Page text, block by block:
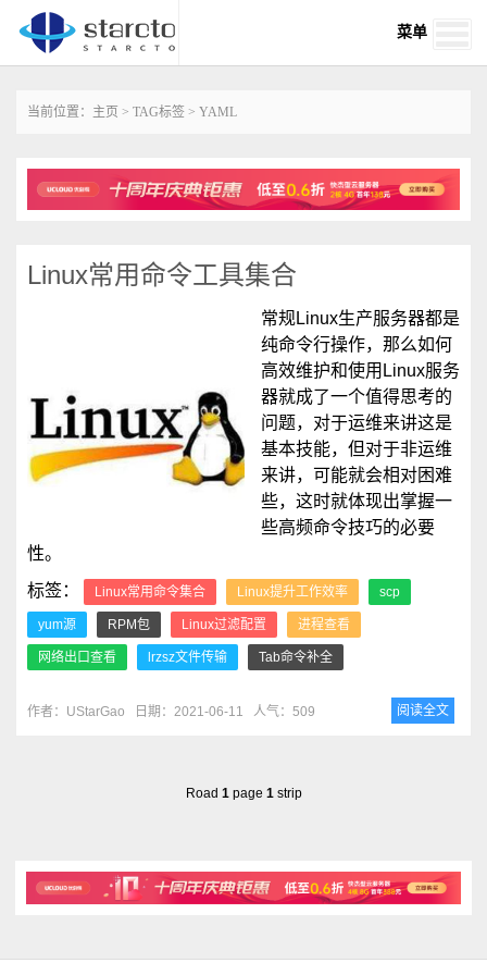
菜单
当前位置： 主页 > TAG标签 > YAML
Linux常用命令工具集合
常规Linux生产服务器都是
纯命令行操作，那么如何
高效维护和使用Linux服务
器就成了一个值得思考的
问题，对于运维来讲这是
基本技能，但对于非运维
来讲，可能就会相对困难
些，这时就体现出掌握一
些高频命令技巧的必要
性。
标签：
Linux常用命令集合 Linux提升工作效率 scp
yum源 RPM包 Linux过滤配置 进程查看
网络出口查看 lrzsz文件传输 Tab命令补全
作者：UStarGao 日期：2021-06-11 人气：509 阅读全文
Road 1page 1strip